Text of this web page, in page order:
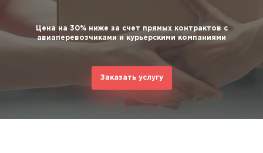
Цена на 30% ниже за счет прямых контрактов с
авиаперевозчиками и курьерскими компаниями
Заказать услугу